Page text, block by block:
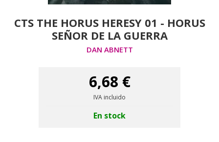
CTS THE HORUS HERESY 01 - HORUS
SEÑOR DE LA GUERRA
DAN ABNETT
6,68 €
IVA incluido
En stock